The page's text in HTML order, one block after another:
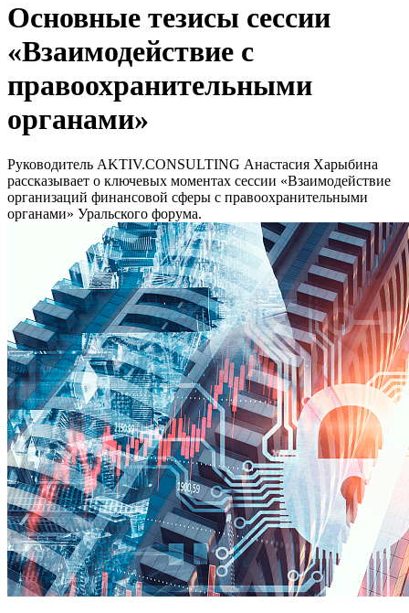
Основные тезисы сессии
«Взаимодействие с
правоохранительными
органами»
Руководитель AKTIV.CONSULTING Анастасия Харыбина
рассказывает о ключевых моментах сессии «Взаимодействие
организаций финансовой сферы с правоохранительными
органами» Уральского форума.